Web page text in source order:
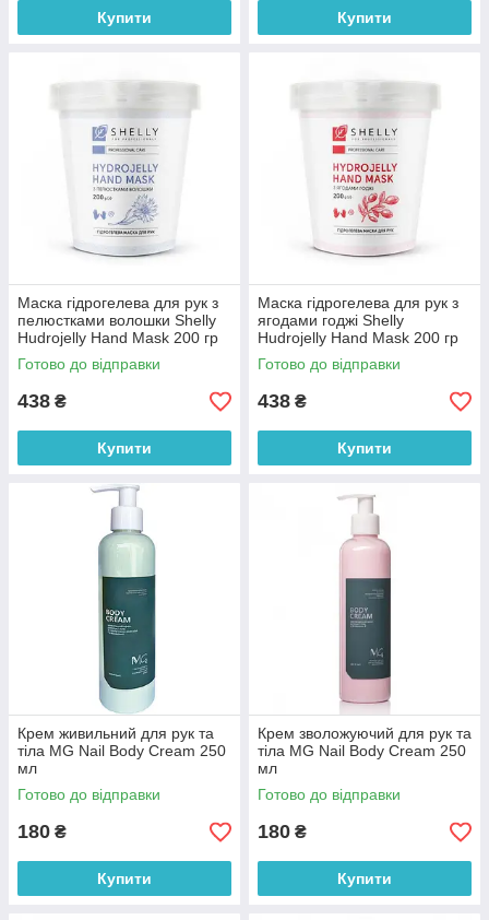
Купити Купити
Маска гідрогелева для рук з
пелюстками волошки Shelly
Hudrojelly Hand Mask 200 гр
Готово до відправки
438 ₴
Купити
Маска гідрогелева для рук з
ягодами годжі Shelly
Hudrojelly Hand Mask 200 гр
Готово до відправки
438 ₴
Купити
Крем живильний для рук та
тіла MG Nail Body Cream 250
мл
Готово до відправки
180 ₴
Купити
Крем зволожуючий для рук та
тіла MG Nail Body Cream 250
мл
Готово до відправки
180 ₴
Купити